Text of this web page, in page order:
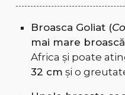
Broasca Goliat (
mai mare
Africa și poate
32 cm și o